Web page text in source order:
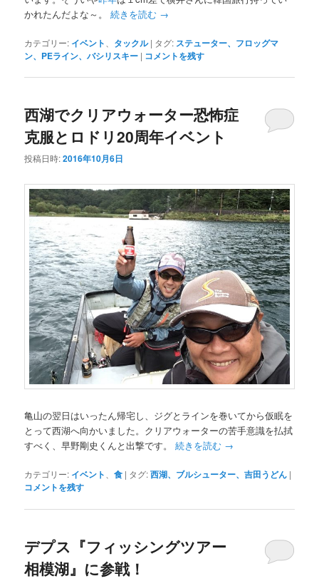
かれたんだよな～。続きを読む →
カテゴリー: イベント タックル | タグ: ステューター、フロッグマ
ン、PEライン、バシリスキー | コメントを残す
西湖でクリアウォーター恐怖症
克服とロドリ20周年イベント
投稿日時:2016年10月6日
亀山の翌日はいったん帰宅し、ジグとラインを巻いてから仮眠を
とって西湖へ向かいました。クリアウォーターの苦手意識を払拭
すべく、早野剛史くんと出撃です。続きを読む →
カテゴリー: イベント 、食 | タグ:西湖、ブルシューター、吉田うどん |
コメントを残す
デプス『フィッシングツアー
相模湖』に参戦！